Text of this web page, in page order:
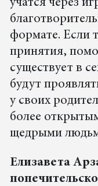
учатся через
формате. Если
принятия,
существует в
будут
у своих
более
щедрыми
Елизавета